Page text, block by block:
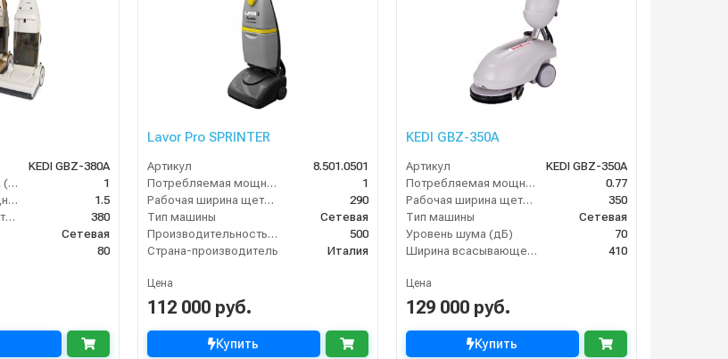
KEDI GBZ-380A
Макс. угол подъема (%)
1
Потребляемая мощность (кВт)
1.5
Рабочая ширина щеток (мм)
380
Сетевая
80
Lavor Pro SPRINTER
Артикул
8.501.0501
Потребляемая мощность (кВт)
1
Рабочая ширина щеток (мм)
290
Тип машины
Сетевая
Производительность по площади (м2/ч)
500
Страна-производитель
Италия
Цена
112 000 руб.
Купить
KEDI GBZ-350A
Артикул
KEDI GBZ-350A
Потребляемая мощность (кВт)
0.77
Рабочая ширина щеток (мм)
350
Тип машины
Сетевая
Уровень шума (дБ)
70
Ширина всасывающей балки (мм)
410
Цена
129 000 руб.
Купить